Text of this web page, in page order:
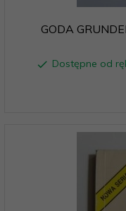
GODA
Dostępne od